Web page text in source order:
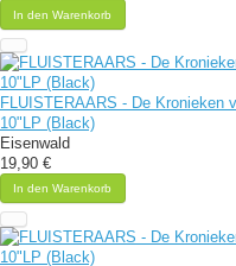
In den Warenkorb
FLUISTERAARS - De Kronieken
10"LP (Black)
Eisenwald
19,90 €
In den Warenkorb